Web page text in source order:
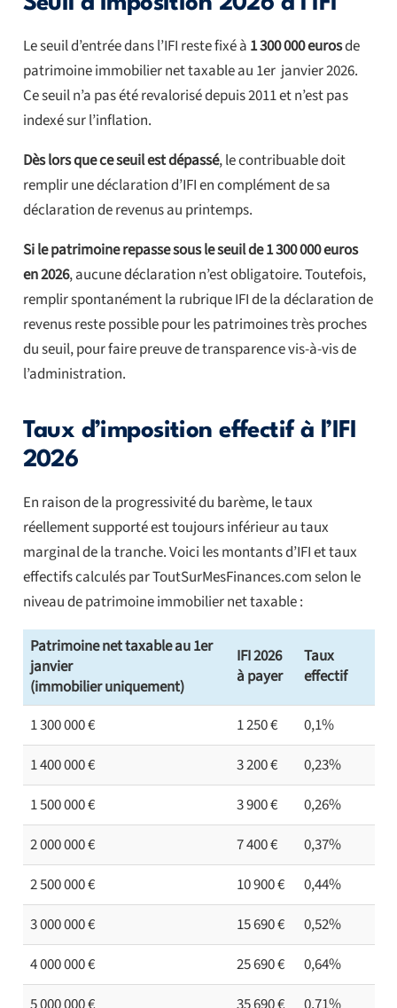
Le seuil d’entrée dans l’IFI reste fixé à 1 300 000 eurosde
patrimoine immobilier net taxable au 1er janvier 2026.
Ce seuil n’a pas été revalorisé depuis 2011 et n’est pas
indexé sur l’inflation.
Dès lors que ce seuil est dépassé, le contribuable doit
remplir une déclaration d’IFI en complément de sa
déclaration de revenus au printemps.
Si le patrimoine repasse sous le seuil de 1 300 000 euros
en 2026, aucune déclaration n’est obligatoire. Toutefois,
remplir spontanément la rubrique IFI de la déclaration de
revenus reste possible pour les patrimoines très proches
du seuil, pour faire preuve de transparence vis-à-vis de
l’administration.
Taux d’imposition effectif à l’IFI
2026
En raison de la progressivité du barème, le taux
réellement supporté est toujours inférieur au taux
marginal de la tranche. Voici les montants d’IFI et taux
effectifs calculés par ToutSurMesFinances.com selon le
niveau de patrimoine immobilier net taxable :
Patrimoine net taxable au 1er
janvier
(immobilier uniquement)
IFI 2026
à payer
Taux
effectif
1 300 000 € 1 250 €
0,1%
1 400 000 €
3 200 €
0,23%
1 500 000 €
3 900 €
0,26%
2 000 000 €
7 400 €
0,37%
2 500 000 €
10 900 €
0,44%
3 000 000 €
15 690 €
0,52%
4 000 000 €
25 690 €
0,64%